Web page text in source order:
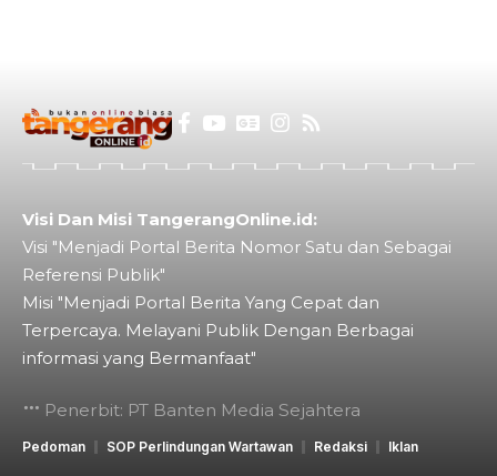
Visi Dan Misi TangerangOnline.id:
Visi "Menjadi Portal Berita Nomor Satu dan Sebagai
Referensi Publik"
Misi "Menjadi Portal Berita Yang Cepat dan
Terpercaya. Melayani Publik Dengan Berbagai
informasi yang Bermanfaat"
Penerbit: PT Banten Media Sejahtera
Pedoman SOP Perlindungan Wartawan Redaksi Iklan